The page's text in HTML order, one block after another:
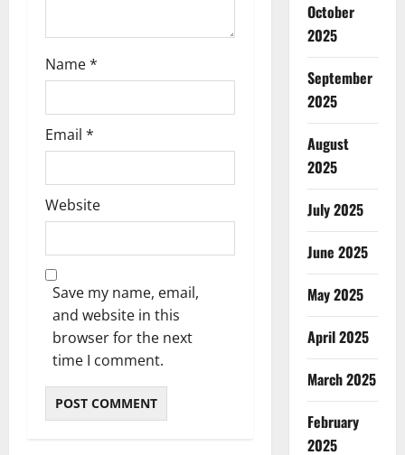
Name*
Email *
Website
Save my name, email,
and website in this
browser for the next
time I comment.
October
2025
September
2025
August
2025
July 2025
June 2025
May 2025
April 2025
March 2025
February
2025